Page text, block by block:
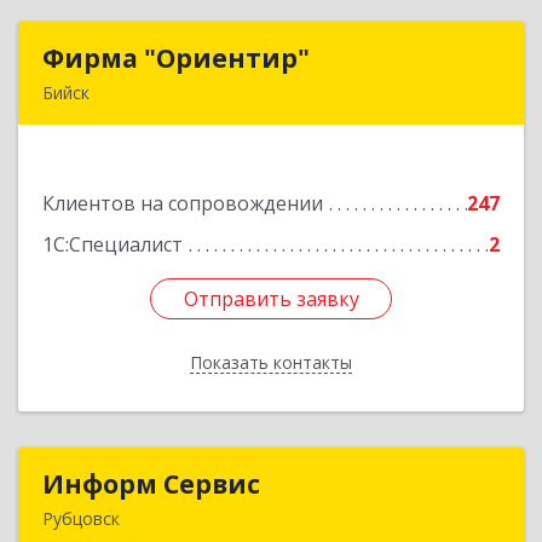
Фирма "Ориентир"
Бийск
Клиентов на сопровождении
247
1С:Специалист
2
Отправить заявку
Показать контакты
Фирма "Ориентир"
Подробнее
Отправить заявку
Назад
Информ Сервис
Рубцовск